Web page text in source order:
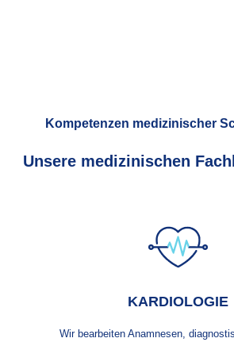
Kompetenzen medizinischer
Unsere medizinischen
KARDIOLOGIE
Wir bearbeiten Anamnesen,